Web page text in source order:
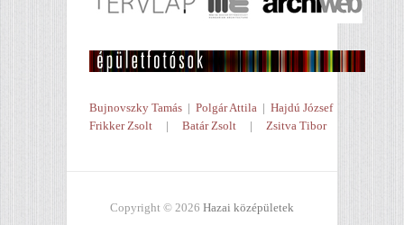
Bujnovszky Tamás | Polgár Attila | Hajdú József
Frikker Zsolt | Batár Zsolt | Zsitva Tibor
Copyright © 2026 Hazai középületek